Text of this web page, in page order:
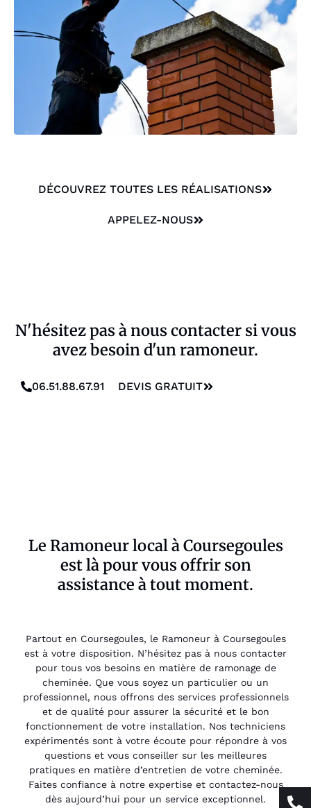
DÉCOUVREZ TOUTES LES RÉALISATIONS
APPELEZ-NOUS
N'hésitez pas à nous contacter si vous
avez besoin d'un ramoneur.
06.51.88.67.91 DEVIS GRATUIT
Le Ramoneur local à Coursegoules
est là pour vous offrir son
assistance à tout moment.
Partout en Coursegoules, le Ramoneur à Coursegoules
est à votre disposition. N’hésitez pas à nous contacter
pour tous vos besoins en matière de ramonage de
cheminée. Que vous soyez un particulier ou un
professionnel, nous offrons des services professionnels
et de qualité pour assurer la sécurité et le bon
fonctionnement de votre installation. Nos techniciens
expérimentés sont à votre écoute pour répondre à vos
questions et vous conseiller sur les meilleures
pratiques en matière d’entretien de votre cheminée.
Faites confiance à notre expertise et contactez-nous
dès aujourd’hui pour un service exceptionnel.